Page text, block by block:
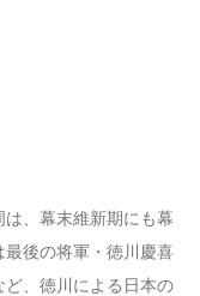
、幕末維新期にも幕
後の将軍・徳川慶喜
、徳川による日本の